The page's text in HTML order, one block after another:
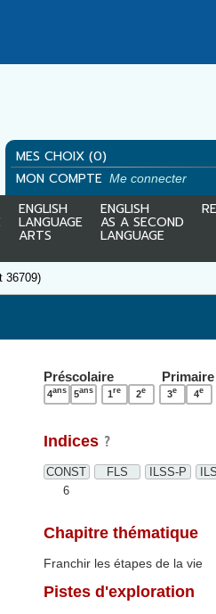
MES CHOIX (0)
MON COMPTEMe connecter
ENGLISH
LANGUAGE
ARTS
ENGLISH
AS A SECOND
LANGUAGE
36709)
Préscolaire Primaire
4ans 5ans 1re 2e 3e 4e
Indices
CONST FLS ILSS-P
6
Chapitre thématique
Franchir les étapes de la vie
Pistes d'exploration